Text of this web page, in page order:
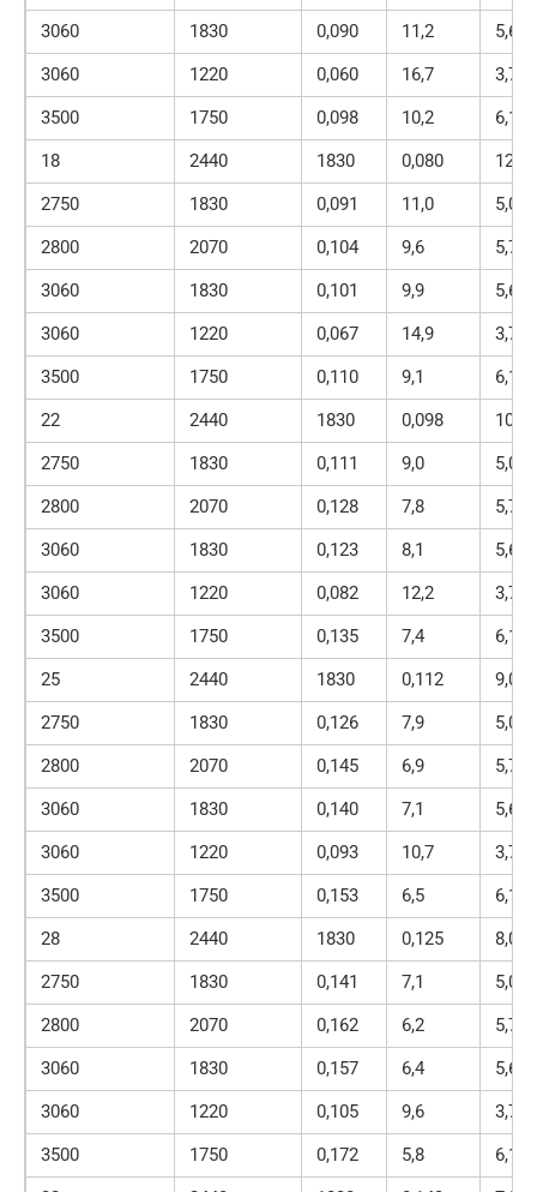
3060
1830 0,090 11,2
5,6
3060
1220 0,060 16,7
3,73
3500
1750 0,098 10,2
6,12
18
2440 1830 0,080
12,4
2750
1830 0,091 11,0
5,03
2800
2070 0,104 9,6
5,79
3060
1830 0,101 9,9
5,6
3060
1220 0,067 14,9
3,73
3500
1750 0,110 9,1
6,12
22
2440 1830 0,098
10,2
2750
1830 0,111 9,0
5,03
2800
2070 0,128 7,8
5,79
3060
1830 0,123 8,1
5,6
3060
1220 0,082 12,2
3,73
3500
1750 0,135 7,4
6,12
25
2440 1830 0,112
9,0
2750
1830 0,126 7,9
5,03
2800
2070 0,145 6,9
5,79
3060
1830 0,140 7,1
5,6
3060
1220 0,093 10,7
3,73
3500
1750 0,153 6,5
6,12
28
2440 1830 0,125
8,0
2750
1830 0,141 7,1
5,03
2800
2070 0,162 6,2
5,79
3060
1830 0,157 6,4
5,6
3060
1220 0,105 9,6
3,73
3500
1750 0,172 5,8
6,12